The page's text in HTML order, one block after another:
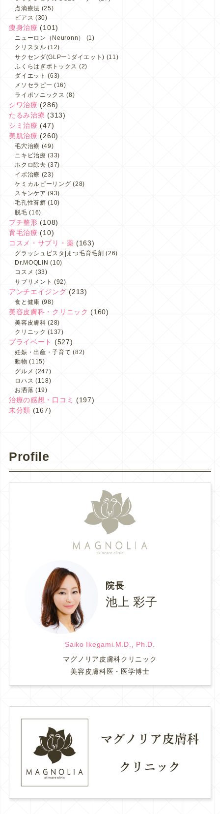
点滴療法 (25)
ピアス (30)
痩身治療 (101)
ニューロン（Neuronn）
(1)
クリスタル (12)
サクセンダ(GLPー1ダイエット) (11)
ふくらはぎボトックス (2)
ダイエット (63)
メソセラピー (16)
ライポソニックス (8)
シワ治療 (286)
たるみ治療 (313)
シミ治療 (47)
美肌治療 (260)
毛穴治療 (49)
ニキビ治療 (33)
ホクロ除去 (37)
イボ治療 (23)
ケミカルピーリング (28)
スキンケア (93)
毛孔性苔癬 (10)
脱毛 (16)
プチ整形 (108)
育毛治療 (10)
コスメ・サプリ・薬 (163)
グラッシュビスタ|まつ毛育毛剤 (26)
Dr.MOQLIN (10)
コスメ (33)
サプリメント (92)
アンチエイジング (213)
食と健康 (98)
美容皮膚科・クリニック (160)
美容皮膚科 (28)
クリニック (137)
プライベート (527)
妊娠・出産・子育て (82)
動物 (115)
グルメ (247)
ロハス (118)
お洒落 (19)
治療の感想・口コミ
(197)
未分類 (167)
Profile
院長
池上 彩子
Saiko Ikegami.M.D., Ph.D.
マグノリア皮膚科クリニック
美容皮膚科医・医学博士